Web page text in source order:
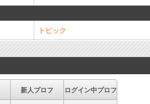
トピック
新人プロフ ログイン中プロフ